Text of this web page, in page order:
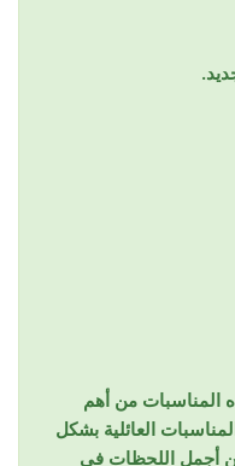
المناسبات من أهم
العائلية بشكل
أجمل اللحظات في